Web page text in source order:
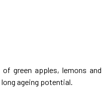
green apples, lemons and
ageing potential.